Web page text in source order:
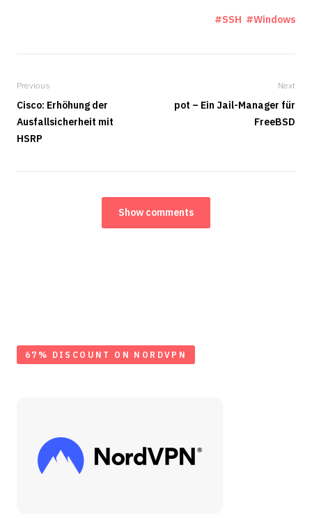
SSH Windows
Previous
Cisco: Erhöhung der
Ausfallsicherheit mit
HSRP
Next
pot – Ein Jail-Manager für
FreeBSD
Show comments
67% DISCOUNT ON NORDVPN